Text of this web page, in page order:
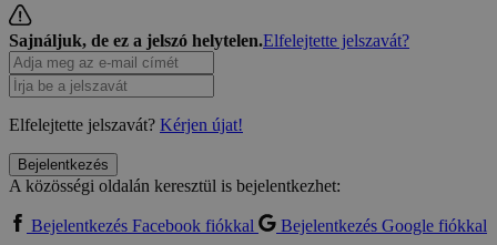
Sajnáljuk, de ez a jelszó helytelen.Elfelejtette jelszavát?
Elfelejtette jelszavát? Kérjen újat!
Bejelentkezés
A közösségi oldalán keresztül is bejelentkezhet:
Bejelentkezés Facebook fiókkal
Bejelentkezés Google fiókkal